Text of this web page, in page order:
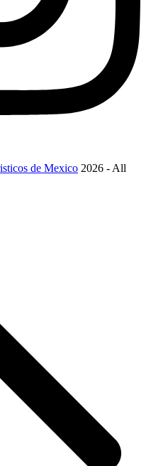
de Mexico 2026 - All